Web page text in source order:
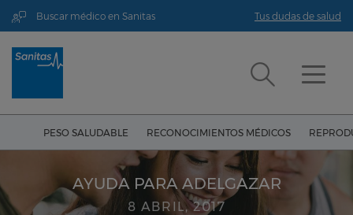
Buscar médico en Sanitas Tus dudas de salud
PESO SALUDABLE RECONOCIMIENTOS MÉDICOS
AYUDA PARA ADELGAZAR
8 ABRIL, 2017